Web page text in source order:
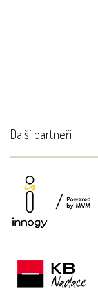
Další partneři